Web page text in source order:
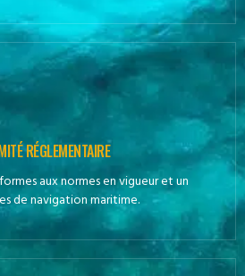
RÉGLEMENTAIRE
aux normes en vigueur et un
de navigation maritime.